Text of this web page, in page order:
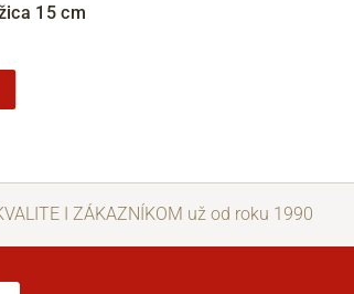
15 cm
I ZÁKAZNÍKOM už od roku 1990